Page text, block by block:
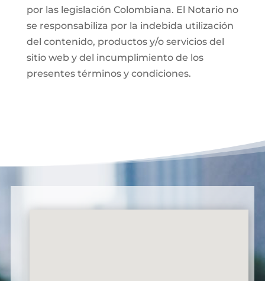
por las legislación Colombiana. El Notario no
se responsabiliza por la indebida utilización
del contenido, productos y/o servicios del
sitio web y del incumplimiento de los
presentes términos y condiciones.